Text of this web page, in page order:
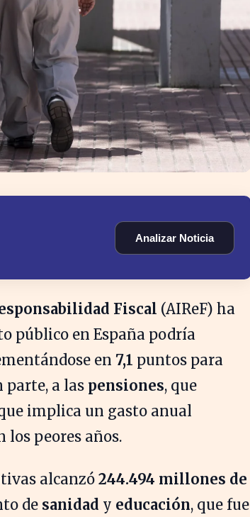
Analizar Noticia
Fiscal (AIReF) ha
público en España podría
en 7,1 puntos para
parte, a las pensiones, que
implica un gasto anual
los peores años.
alcanzó 244.494 millones de
de sanidad y educación, que fue